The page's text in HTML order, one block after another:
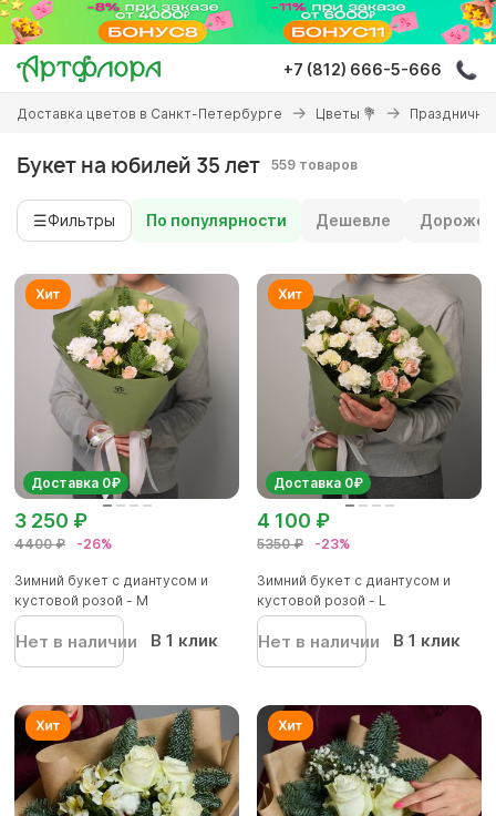
Перейти
основному
содержанию
+7 (812) 666-5-666
Вы
здесь
Доставка цветов в Санкт-Петербурге Цветы 💐
Букет на юбилей 35 лет 559 товаров
☰Фильтры По популярности Дешевле Дороже
Доставка 0₽
4400 ₽ -26%
3 250 ₽
Зимний букет с диантусом и
кустовой розой - M
Нет в наличии В 1 клик
Доставка 0₽
5350 ₽ -23%
4 100 ₽
Зимний букет с диантусом и
кустовой розой - L
Нет в наличии В 1 клик